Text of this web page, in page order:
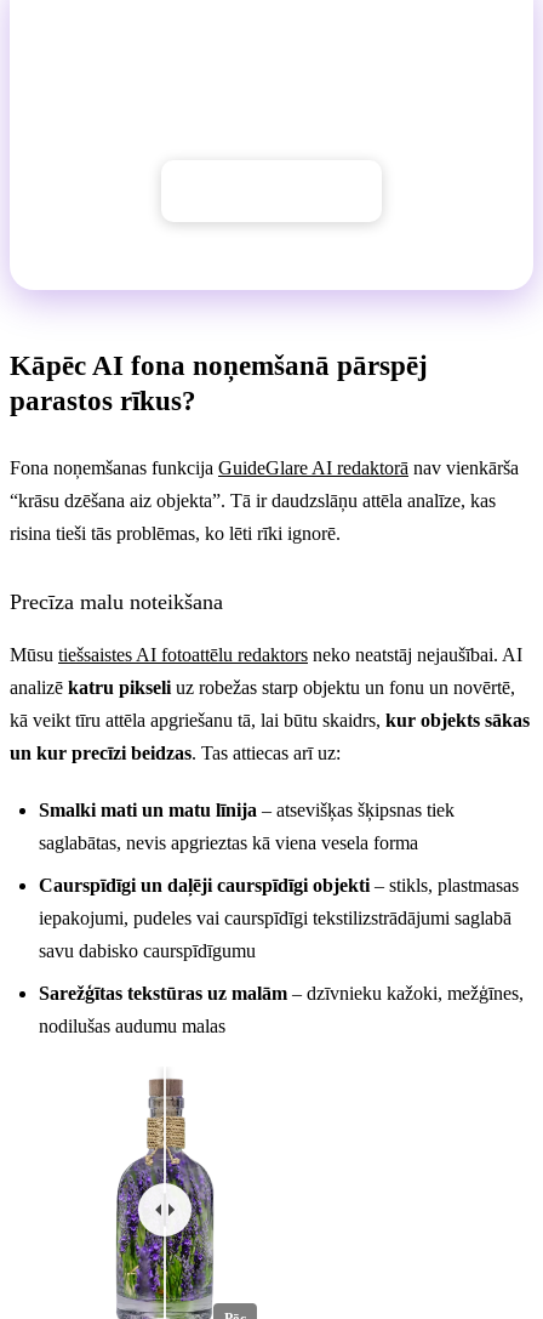
Kāpēc AI fona noņemšanā pārspēj
parastos rīkus?
Fona noņemšanas funkcija GuideGlare AI redaktorā nav vienkārša
“krāsu dzēšana aiz objekta”. Tā ir daudzslāņu attēla analīze, kas
risina tieši tās problēmas, ko lēti rīki ignorē.
Precīza malu noteikšana
Mūsu tiešsaistes AI fotoattēlu redaktors neko neatstāj nejaušībai. AI
analizē katru pikseli uz robežas starp objektu un fonu un novērtē,
kā veikt tīru attēla apgriešanu tā, lai būtu skaidrs, kur objekts sākas
un kur precīzi beidzas. Tas attiecas arī uz:
Smalki mati un matu līnija – atsevišķas šķipsnas tiek
saglabātas, nevis apgrieztas kā viena vesela forma
Caurspīdīgi un daļēji caurspīdīgi objekti – stikls, plastmasas
iepakojumi, pudeles vai caurspīdīgi tekstilizstrādājumi saglabā
savu dabisko caurspīdīgumu
Sarežģītas tekstūras uz malām – dzīvnieku kažoki, mežģīnes,
nodilušas audumu malas